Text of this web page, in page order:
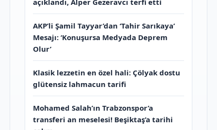
AKP’li Şamil Tayyar’dan ‘Tahir Sarıkaya’
Mesajı: ‘Konuşursa Medyada Deprem
Olur’
Klasik lezzetin en özel hali: Çölyak dostu
glütensiz lahmacun tarifi
Mohamed Salah’ın Trabzonspor’a
transferi an meselesi! Beşiktaş’a tarihi